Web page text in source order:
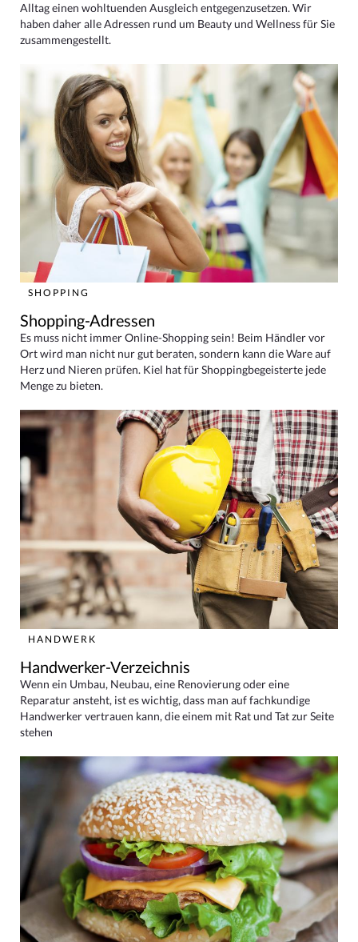
Alltag einen wohltuenden Ausgleich entgegenzusetzen. Wir
haben daher alle Adressen rund um Beauty und Wellness für Sie
zusammengestellt.
SHOPPING
Shopping-Adressen
Es muss nicht immer Online-Shopping sein! Beim Händler vor
Ort wird man nicht nur gut beraten, sondern kann die Ware auf
Herz und Nieren prüfen. Kiel hat für Shoppingbegeisterte jede
Menge zu bieten.
HANDWERK
Handwerker-Verzeichnis
Wenn ein Umbau, Neubau, eine Renovierung oder eine
Reparatur ansteht, ist es wichtig, dass man auf fachkundige
Handwerker vertrauen kann, die einem mit Rat und Tat zur Seite
stehen